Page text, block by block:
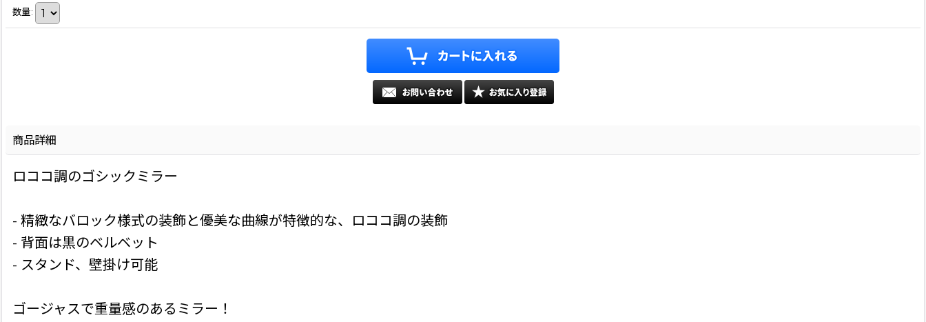
数量:
商品詳細
ロココ調のゴシックミラー
- 精緻なバロック様式の装飾と優美な曲線が特徴的な、ロココ調の装飾
- 背面は黒のベルベット
- スタンド、壁掛け可能
ゴージャスで重量感のあるミラー！